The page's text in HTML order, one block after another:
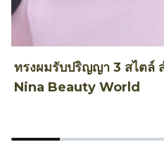
ทรงผมรับปริญญา 3 สไตล์
Nina Beauty World